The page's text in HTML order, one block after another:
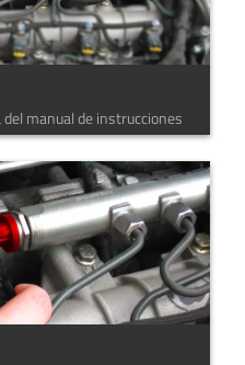
manual de instrucciones